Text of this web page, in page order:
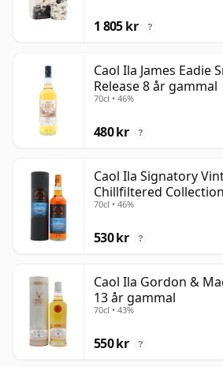
1 805 kr ?
Caol Ila James Eadie
Release 8 år gammal
70cl • 46%
480 kr ?
Caol Ila Signatory
Chillfiltered
gammal
70cl • 46%
530 kr ?
Caol Ila Gordon &
13 år gammal
70cl • 43%
550 kr ?